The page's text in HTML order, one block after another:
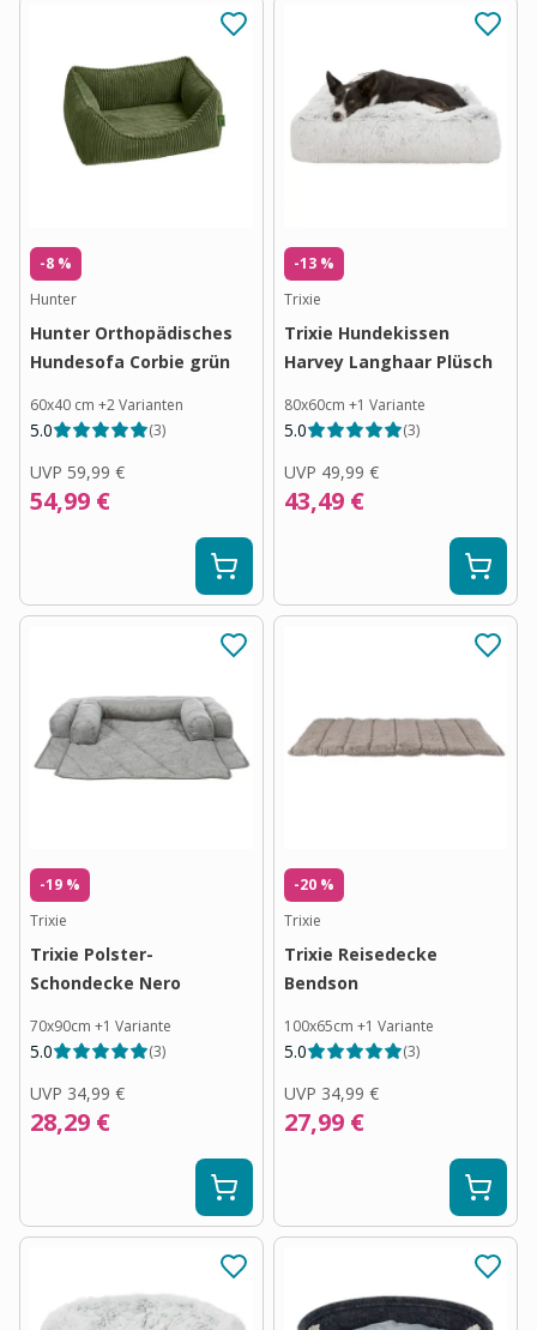
-8 %
Hunter
Hunter Orthopädisches
Hundesofa Corbie grün
60x40 cm +2Varianten
5.0 (3)
UVP 59,99 €
54,99 €
-13 %
Trixie
Trixie Hundekissen
Harvey Langhaar Plüsch
80x60cm +1 Variante
5.0 (3)
UVP 49,99 €
43,49 €
-19 %
Trixie
Trixie Polster-
Schondecke Nero
70x90cm +1 Variante
5.0 (3)
UVP 34,99 €
28,29 €
-20 %
Trixie
Trixie Reisedecke
Bendson
100x65cm +1 Variante
5.0 (3)
UVP 34,99 €
27,99 €